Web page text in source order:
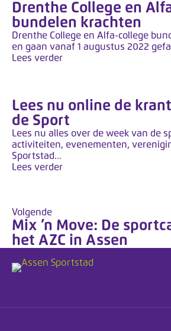
Drenthe College en
bundelen krachten
Drenthe College en Alfa-college
en gaan vanaf 1 augustus 2022
Lees verder
Lees nu online de
de Sport
Lees nu alles over de week van de
activiteiten, evenementen,
Sportstad...
Lees verder
Volgende
Mix ’n Move: De
het AZC in Assen